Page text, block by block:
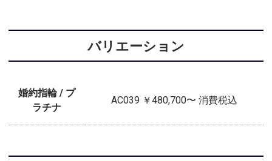
バリエーション
婚約指輪 / プ
ラチナ
AC039 ￥480,700〜 消費税込